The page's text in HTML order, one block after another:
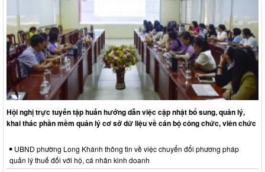
Hội nghị trực tuyến tập huấn hướng dẫn việc cập nhật bổ sung, quản lý,
khai thác phần mềm quản lý cơ sở dữ liệu về cán bộ công chức, viên chức
UBND phường Long Khánh thông tin về việc chuyển đổi phương pháp
quản lý thuế đối với hộ, cá nhân kinh doanh